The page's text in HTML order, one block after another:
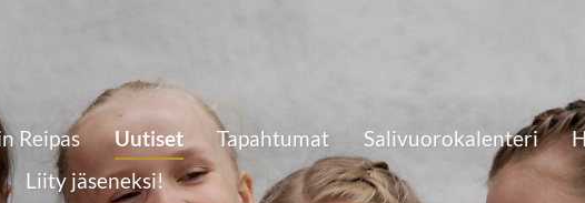
Reipas Uutiset Tapahtumat Salivuorokalenteri
Liity jäseneksi!